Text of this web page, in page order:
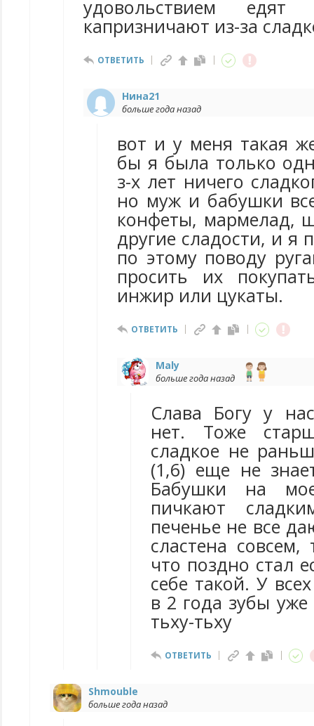
удовольствием
капризничают из-за
ОТВЕТИТЬ
Нина21
больше года назад
вот и у меня такая
бы я была только
з-х лет ничего
но муж и бабушки
конфеты, мармелад,
другие сладости, и я
по этому поводу
просить их
инжир или цукаты.
ОТВЕТИТЬ
Maly
больше года назад
Слава Богу у
нет. Тоже
сладкое не
(1,6) еще не
Бабушки на
пичкают
печенье не все
сластена
что поздно стал
себе такой. У
в 2 года зубы
тьху-тьху
ОТВЕТИТЬ
Shmouble
больше года назад